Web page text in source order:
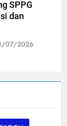
SPPG
dan
07/2026